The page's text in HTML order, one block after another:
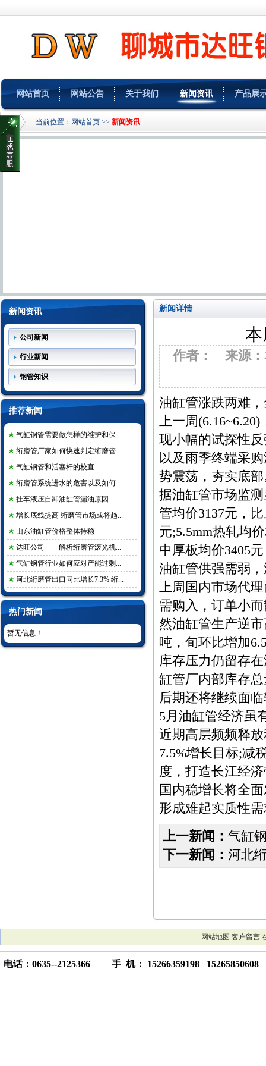
网站首页 网站公告 关于我们 新闻资讯 产品展
当前位置： 网站首页 >> 新闻资讯
新闻资讯
公司新闻
行业新闻
钢管知识
推荐新闻
气缸钢管需要做怎样的维护和保...
绗磨管厂家如何快速判定绗磨管...
气缸钢管和活塞杆的校直
绗磨管系统进水的危害以及如何...
挂车液压自卸油缸管漏油原因
增长底线提高 绗磨管市场或将趋...
山东油缸管价格整体持稳
达旺公司——解析绗磨管滚光机...
气缸钢管行业如何应对产能过剩...
河北绗磨管出口同比增长7.3% 绗...
热门新闻
暂无信息！
新闻详情
作者： 来源：
油缸管涨跌两难
上一周
现小幅的试探性
以及雨季终端采
势震荡，夯实底
据油缸管市场监
管均价3137元，
元;5.5mm热轧均
中厚板均价3405
油缸管供强需弱
上周国内市场代
需购入，订单小
然油缸管生产逆
吨，旬环比增加
库存压力仍留存
缸管厂内部库存
后期还将继续面
5月油缸管经济虽
近期高层频频释
7.5%增长目标;减
度，打造长江经
国内稳增长将全
形成难起实质性
上一新闻： 气缸
下一新闻： 河北
网站地图 客户留言
电话：0635--2125366 手 机： 15266359198 15265850608